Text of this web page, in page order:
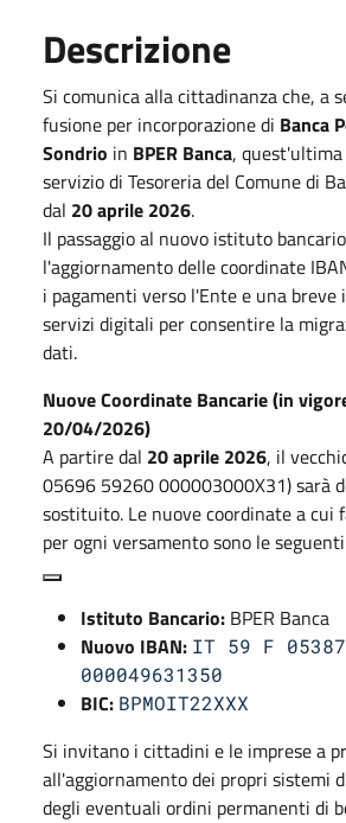
Descrizione
Si comunica alla cittadinanza che, a
fusione per incorporazione di Banca
Sondrio in BPER Banca,
servizio di Tesoreria del Comune di
dal 20 aprile 2026.
Il passaggio al nuovo istituto
l'aggiornamento delle coordinate
i pagamenti verso l'Ente e una
servizi digitali per consentire la
dati.
Nuove Coordinate Bancarie (in
20/04/2026)
A partire dal 20 aprile 2026, il
05696 59260 000003000X31) sarà
sostituito. Le nuove coordinate a
per ogni versamento sono le
Istituto Bancario: BPER Banca
Nuovo IBAN: IT 59 F
000049631350
BIC: BPMOIT22XXX
Si invitano i cittadini e le imprese a
all'aggiornamento dei propri sistemi
degli eventuali ordini permanenti di